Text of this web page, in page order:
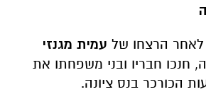
הרצחו של עמית מגנזי
חנכו חבריו ובני משפחתו את
הכורכר בנס ציונה.